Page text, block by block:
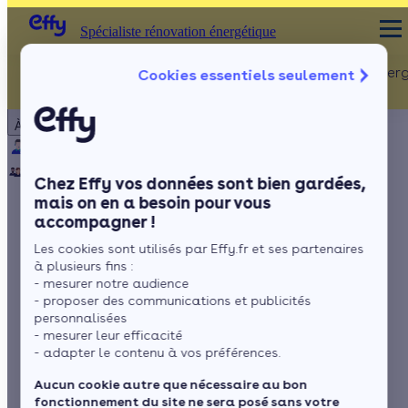
Cookies essentiels seulement
Chez Effy vos données sont bien gardées,
mais on en a besoin pour vous
accompagner !
Les cookies sont utilisés par Effy.fr et ses partenaires
à plusieurs fins :
- mesurer notre audience
- proposer des communications et publicités
personnalisées
- mesurer leur efficacité
- adapter le contenu à vos préférences.
Aucun cookie autre que nécessaire au bon
fonctionnement du site ne sera posé sans votre
À propos
Notre équipe
Rejoignez-nous Presse
Spécialiste rénovation énergétique Rénovation
Murs
Sols
Spécialiste rénovation énergétique
Taxe foncière : quelle
fiscalité pour les
panneaux
photovoltaïques ?